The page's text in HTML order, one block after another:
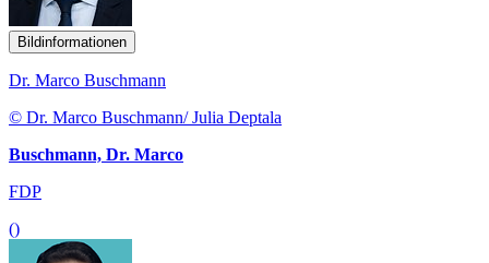
Bildinformationen
Dr. Marco Buschmann
© Dr. Marco Buschmann/ Julia Deptala
Buschmann, Dr. Marco
FDP
()